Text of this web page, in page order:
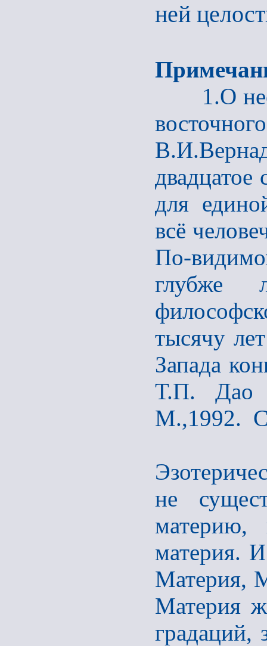
ней
1.О
двадцатое
для
всё
По-
глубже
тысячу
Запада
Т.П. Дао
М.,1992.
не
материю,
материя.
Материя,
Материя
градаций,